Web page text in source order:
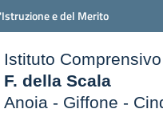
e del Merito
Istituto Comprensivo
F. della Scala
Anoia - Giffone -